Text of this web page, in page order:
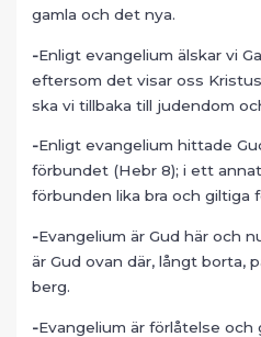
gamla och det nya.
-Enligt evangelium älskar vi
eftersom det visar oss
ska vi tillbaka till judendom
-Enligt evangelium hittade
förbundet (Hebr 8); i ett
förbunden lika bra och giltiga
-Evangelium är Gud här och
är Gud ovan där, långt borta,
berg.
-Evangelium är förlåtelse